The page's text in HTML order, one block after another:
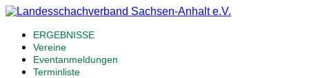
ERGEBNISSE
Vereine
Eventanmeldungen
Terminliste